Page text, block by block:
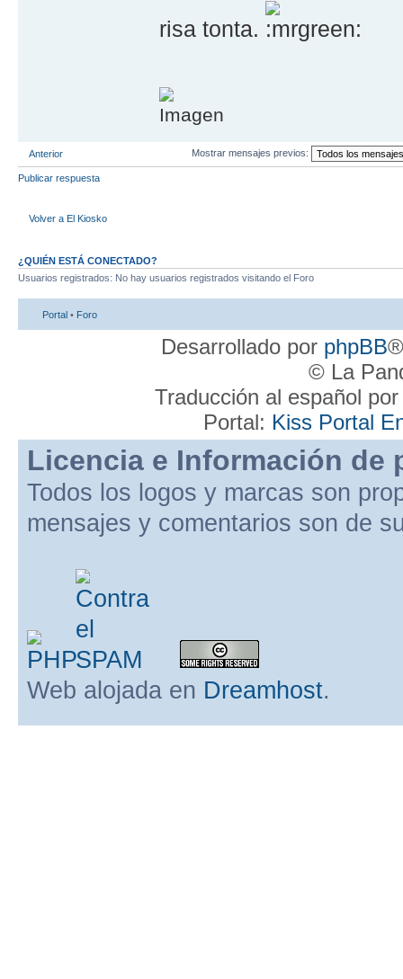
risa tonta.
Anterior Mostrar mensajes previos:
Publicar respuesta
Volver a El Kiosko
¿QUIÉN ESTÁ CONECTADO?
Usuarios registrados: No hay usuarios registrados visitando el Foro
Portal • Foro
Desarrollado por phpBB
© La
Traducción al español
Portal: Kiss Portal
Licencia e Información de
Todos los logos y marcas son
mensajes y comentarios son de
Web alojada en Dreamhost.